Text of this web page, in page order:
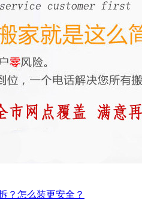
？怎么装更安全？